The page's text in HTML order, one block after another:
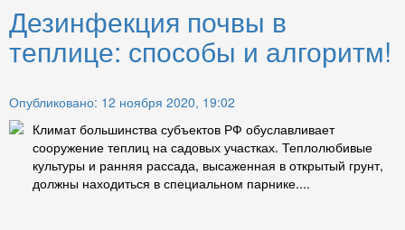
Дезинфекция почвы в
теплице: способы и алгоритм!
Опубликовано: 12 ноября 2020, 19:02
Климат большинства субъектов РФ обуславливает
сооружение теплиц на садовых участках. Теплолюбивые
культуры и ранняя рассада, высаженная в открытый грунт,
должны находиться в специальном парнике....